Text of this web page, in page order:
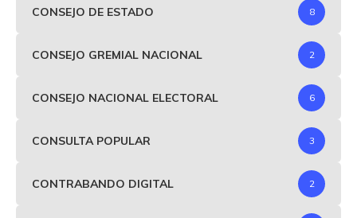
CONSEJO DE ESTADO 8
CONSEJO GREMIAL NACIONAL 2
CONSEJO NACIONAL ELECTORAL 6
CONSULTA POPULAR 3
CONTRABANDO DIGITAL 2